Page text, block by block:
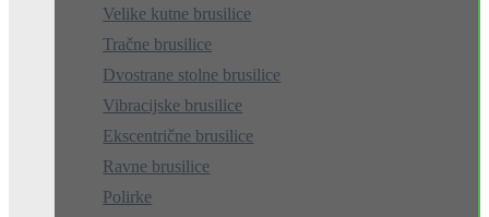
Velike kutne brusilice
Tračne brusilice
Dvostrane stolne brusilice
Vibracijske brusilice
Ekscentrične brusilice
Ravne brusilice
Polirke